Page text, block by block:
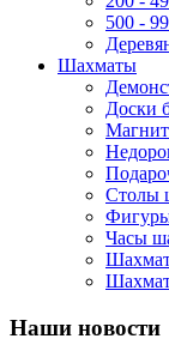
500 -
Шахматы
Доски
Столы
Часы
Наши новости